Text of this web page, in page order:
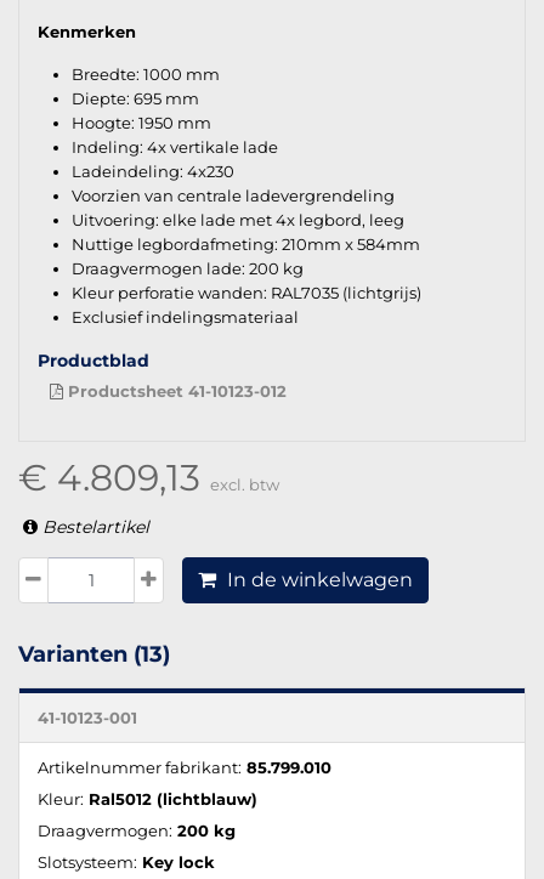
Kenmerken
Breedte: 1000 mm
Diepte: 695 mm
Hoogte: 1950 mm
Indeling: 4x vertikale lade
Ladeindeling: 4x230
Voorzien van centrale ladevergrendeling
Uitvoering: elke lade met 4x legbord, leeg
Nuttige legbordafmeting: 210mm x 584mm
Draagvermogen lade: 200 kg
Kleur perforatie wanden: RAL7035 (lichtgrijs)
Exclusief indelingsmateriaal
Productblad
Productsheet 41-10123-012
€ 4.809,13 excl. btw
Bestelartikel
In de winkelwagen
Varianten (13)
41-10123-001
Artikelnummer fabrikant: 85.799.010
Kleur: Ral5012 (lichtblauw)
Draagvermogen: 200 kg
Slotsysteem: Key lock